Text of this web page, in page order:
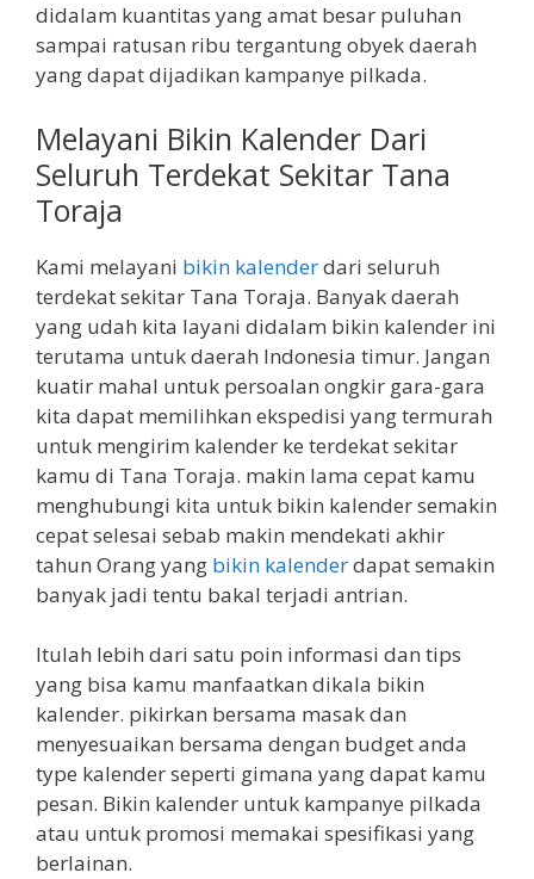
didalam kuantitas yang amat besar puluhan
sampai ratusan ribu tergantung obyek daerah
yang dapat dijadikan kampanye pilkada.
Melayani Bikin Kalender Dari
Seluruh Terdekat Sekitar Tana
Toraja
Kami melayani bikin kalenderdari seluruh
terdekat sekitar Tana Toraja. Banyak daerah
yang udah kita layani didalam bikin kalender ini
terutama untuk daerah Indonesia timur. Jangan
kuatir mahal untuk persoalan ongkir gara-gara
kita dapat memilihkan ekspedisi yang termurah
untuk mengirim kalender ke terdekat sekitar
kamu di Tana Toraja. makin lama cepat kamu
menghubungi kita untuk bikin kalender semakin
cepat selesai sebab makin mendekati akhir
tahun Orang yang bikin kalenderdapat semakin
banyak jadi tentu bakal terjadi antrian.
Itulah lebih dari satu poin informasi dan tips
yang bisa kamu manfaatkan dikala bikin
kalender. pikirkan bersama masak dan
menyesuaikan bersama dengan budget anda
type kalender seperti gimana yang dapat kamu
pesan. Bikin kalender untuk kampanye pilkada
atau untuk promosi memakai spesifikasi yang
berlainan.